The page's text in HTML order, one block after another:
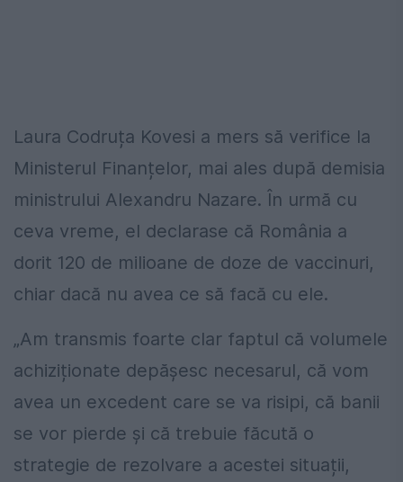
Laura Codruța Kovesi a mers să verifice la
Ministerul Finanțelor, mai ales după demisia
ministrului Alexandru Nazare. În urmă cu
ceva vreme, el declarase că România a
dorit 120 de milioane de doze de vaccinuri,
chiar dacă nu avea ce să facă cu ele.
„Am transmis foarte clar faptul că volumele
achiziționate depășesc necesarul, că vom
avea un excedent care se va risipi, că banii
se vor pierde și că trebuie făcută o
strategie de rezolvare a acestei situații,